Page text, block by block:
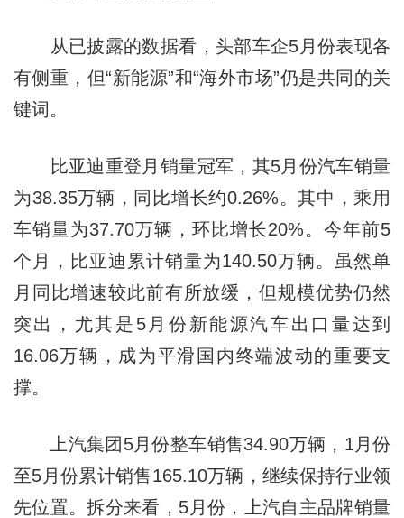
从已披露的数据看，头部车企5月份表现各
有侧重，但“新能源”和“海外市场”仍是共同的关
键词。
比亚迪重登月销量冠军，其5月份汽车销量
为38.35万辆，同比增长约0.26%。其中，乘用
车销量为37.70万辆，环比增长20%。今年前5
个月，比亚迪累计销量为140.50万辆。虽然单
月同比增速较此前有所放缓，但规模优势仍然
突出，尤其是5月份新能源汽车出口量达到
16.06万辆，成为平滑国内终端波动的重要支
撑。
上汽集团5月份整车销售34.90万辆，1月份
至5月份累计销售165.10万辆，继续保持行业领
先位置。拆分来看，5月份，上汽自主品牌销量